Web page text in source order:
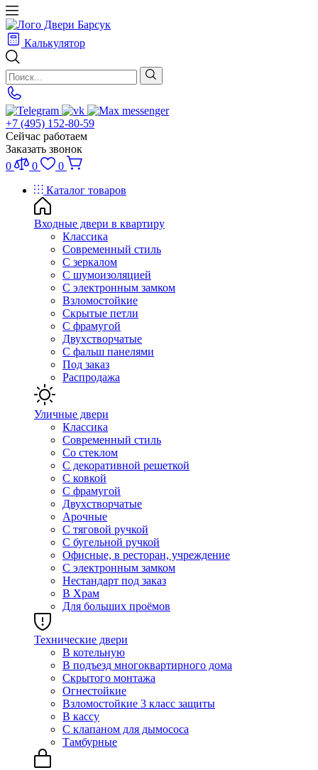
Калькулятор
+7 (495) 152-80-59
Сейчас работаем
Заказать звонок
0
0
0
Каталог товаров
Входные двери в квартиру
Классика
Современный стиль
С зеркалом
С шумоизоляцией
С электронным замком
Взломостойкие
Скрытые петли
С фрамугой
Двухстворчатые
С фальш панелями
Под заказ
Распродажа
Уличные двери
Классика
Современный стиль
Со стеклом
С декоративной решеткой
С ковкой
С фрамугой
Двухстворчатые
Арочные
С тяговой ручкой
С бугельной ручкой
Офисные, в ресторан, учреждение
С электронным замком
Нестандарт под заказ
В Храм
Для больших проёмов
Технические двери
В котельную
В подъезд многоквартирного дома
Скрытого монтажа
Огнестойкие
Взломостойкие 3 класс защиты
В кассу
С клапаном для дымососа
Тамбурные